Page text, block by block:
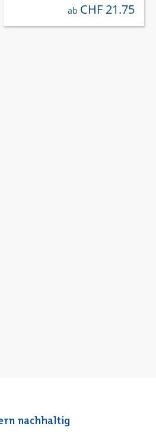
regulärer preis:
ab CHF 21.75
nachhaltig